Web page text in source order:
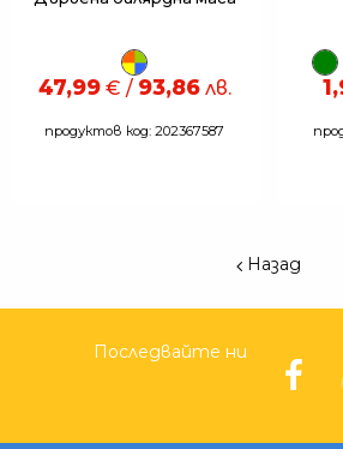
47,99€ / 93,86лв.
продуктов код: 202367587
Назад
Последвайте ни